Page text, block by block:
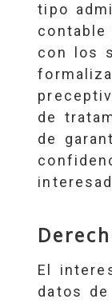
tipo
con los
de
de
El
datos